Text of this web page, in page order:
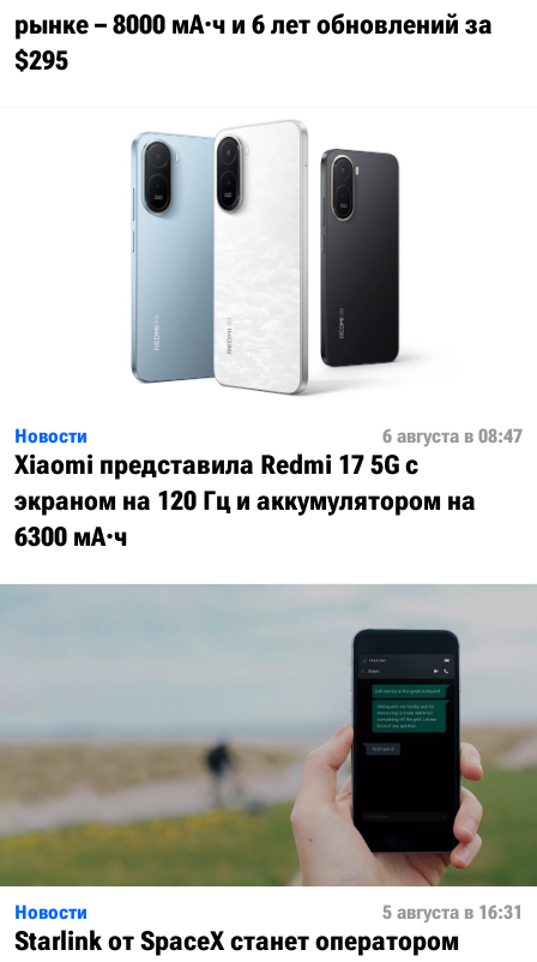
рынке – 8000 мА·ч и 6 лет обновлений за
$295
Новости 6 августа в 08:47
Xiaomi представила Redmi 17 5G с
экраном на 120 Гц и аккумулятором на
6300 мА·ч
Новости 5 августа в 16:31
Starlink от SpaceX станет оператором